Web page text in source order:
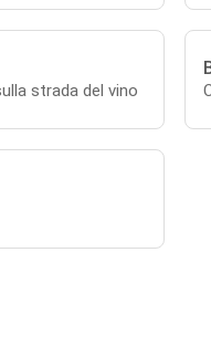
strada del vino